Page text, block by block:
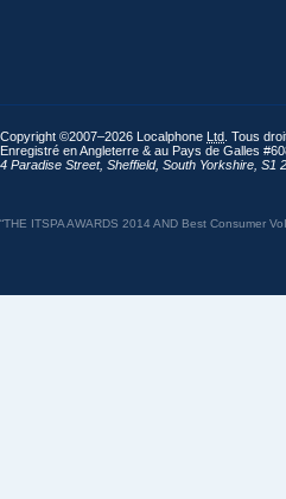
Copyright ©2007–2026 Localphone Ltd . Tous
Enregistré en Angleterre & au Pays de Galles
4 Paradise Street, Sheffield, South Yorkshire S1
“THE ITSPA AWARDS 2014 AND Best Consumer